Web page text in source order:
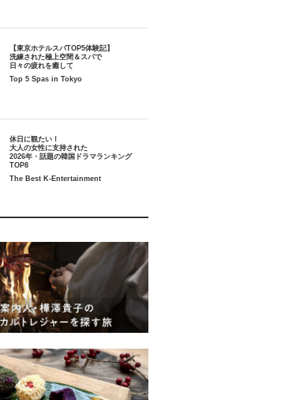
【東京ホテルスパTOP5体験記】
洗練された極上空間＆スパで
日々の疲れを癒して
Top 5 Spas in Tokyo
休日に観たい！
大人の女性に支持された
2026年・話題の韓国ドラマランキング
TOP8
The Best K-Entertainment